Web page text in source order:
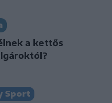
a kettős
Sport